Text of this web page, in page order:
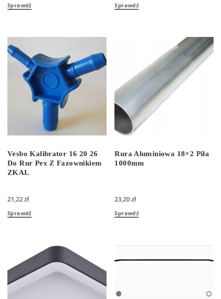
Sprawdź Sprawdź
Vesbo Kalibrator 16 20 26
Do Rur Pex Z Fazownikiem
ZKAL
21,22zł
Sprawdź
Rura Aluminiowa 18×2 Piła
1000mm
23,20zł
Sprawdź